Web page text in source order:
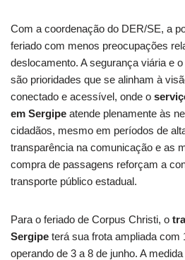
Com a coordenação do DER/SE, a
feriado com menos preocupações
deslocamento. A segurança viária e
são prioridades que se alinham à
conectado e acessível, onde o
em Sergipe atende plenamente às
cidadãos, mesmo em períodos de
transparência na comunicação e as
compra de passagens reforçam a
transporte público estadual.
Para o feriado de Corpus Christi, o
Sergipe terá sua frota ampliada com
operando de 3 a 8 de junho. A